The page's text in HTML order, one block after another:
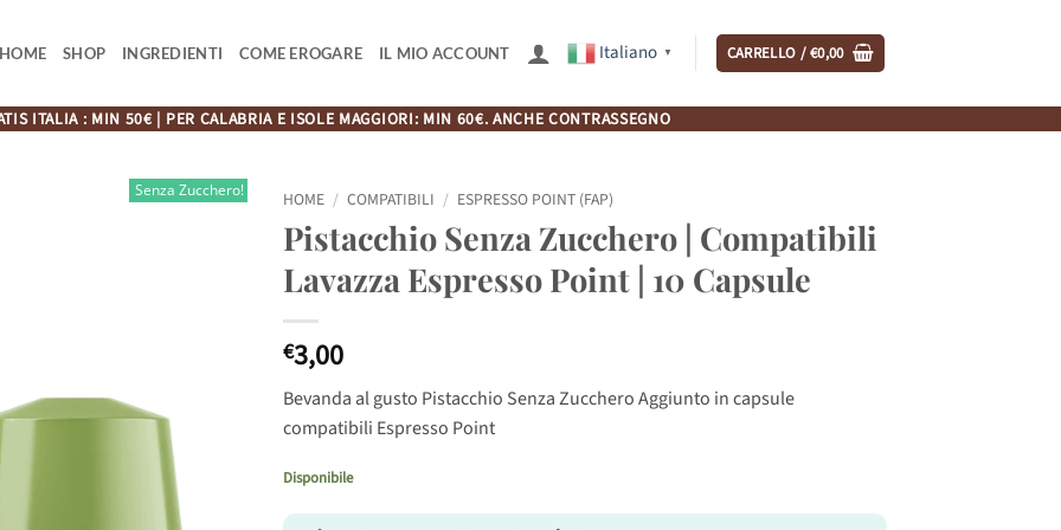
HOME SHOP INGREDIENTI COME EROGARE IL MIO ACCOUNT Italiano ▼ CARRELLO /€0,00
ITALIA : MIN 50€ | PER CALABRIA E ISOLE MAGGIORI: MIN 60€. ANCHE CONTRASSEGNO
Senza Zucchero! HOME / COMPATIBILI / ESPRESSO POINT (FAP)
Pistacchio Senza Zucchero | Compatibili
Lavazza Espresso Point | 10 Capsule
€3,00
Bevanda al gusto Pistacchio Senza Zucchero Aggiunto in capsule
compatibili Espresso Point
Disponibile